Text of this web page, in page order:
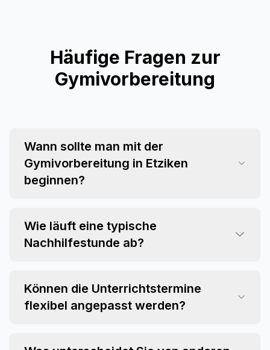
Häufige Fragen zur
Gymivorbereitung
Wann sollte man mit der
Gymivorbereitung in Etziken
beginnen?
Wie läuft eine typische
Nachhilfestunde ab?
Können die Unterrichtstermine
flexibel angepasst werden?